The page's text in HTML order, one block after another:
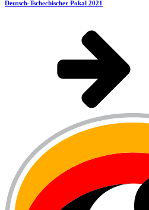
Deutsch-Tschechischer Pokal 2021